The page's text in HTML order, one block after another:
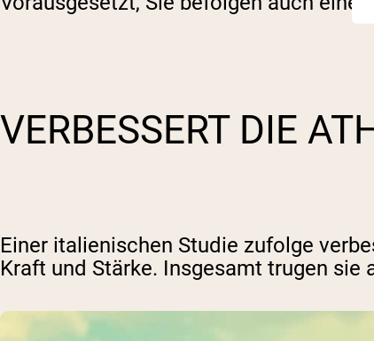
VERBESSERT DIE
Einer italienischen Studie zufolge
Kraft und Stärke. Insgesamt trugen sie